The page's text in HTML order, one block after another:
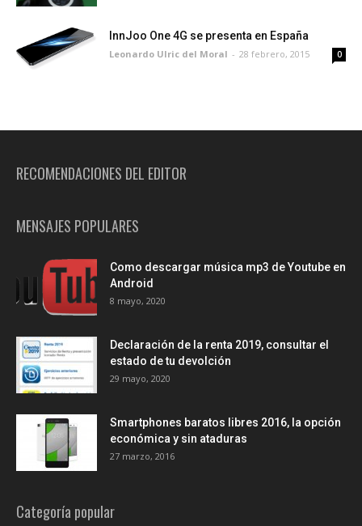
InnJoo One 4G se presenta en España
Leonardo Ulric del Moral - 28 febrero, 2015 0
RECOMENDACIONES DEL EDITOR
MENSAJES POPULARES
Como descargar música mp3 de Youtube en
Android
8 mayo, 2020
Declaración de la renta 2019, consultar el
estado de tu devolción
29 mayo, 2020
Smartphones baratos libres 2016, la opción
económica y sin ataduras
27 marzo, 2016
Categoría popular